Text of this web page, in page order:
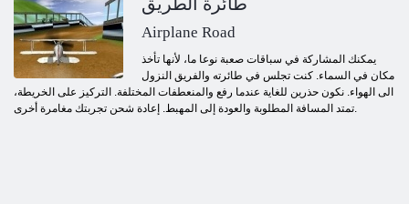
Airplane Road
يمكنك المشاركة في سباقات صعبة نوعا ما، لأنها تأخذ
مكان في السماء. كنت تجلس في طائرته والفريق النزول
الى الهواء. نكون حذرين للغاية عندما رفع والمنعطفات المختلفة. التركيز على الخريطة،
تمتد المسافة المطلوبة والعودة إلى المهبط. إعادة شحن تجربتك مغامرة أخرى.